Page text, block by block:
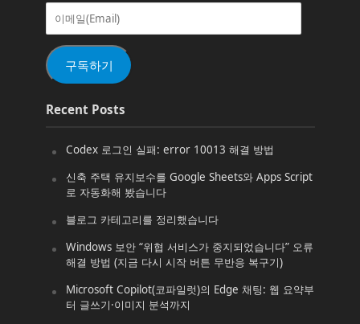
이
일
(Email)
구독하기
Recent Posts
Codex 로그인 실패: error 10013 해결 방법
신축 주택 유지보수를 Google Sheets와 Apps Script
로 자동화해 봤습니다
블로그 카테고리를 정리했습니다
Windows 보안 “위협 서비스가 중지되었습니다” 오류
해결 방법 (지금 다시 시작 버튼 무반응 복구기)
Microsoft Copilot(코파일럿)의 Edge 채팅: 웹 요약부
터 글쓰기·이미지 분석까지